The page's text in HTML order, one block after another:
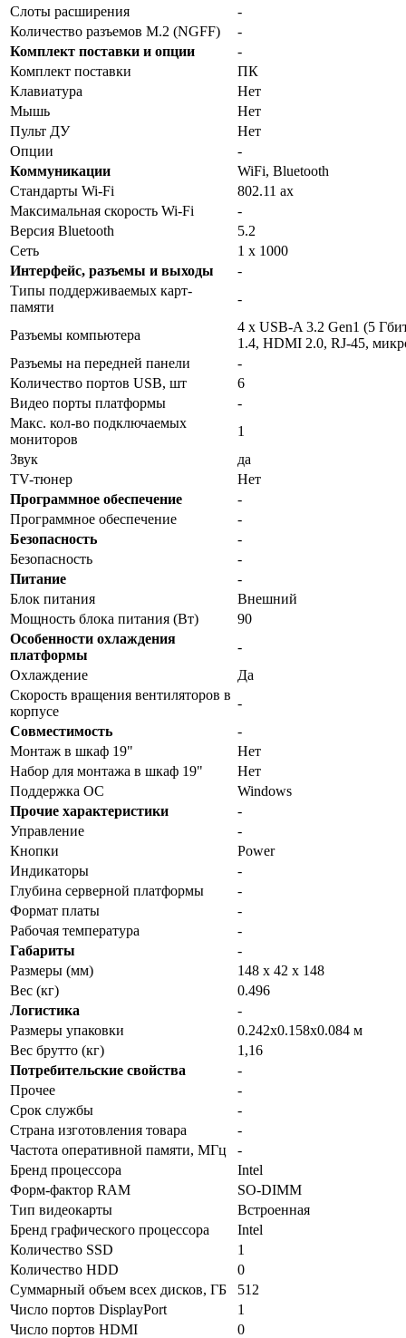
Слоты расширения
-
Количество разъемов M.2 (NGFF)
-
Комплект поставки и опции
-
Комплект поставки
ПК
Клавиатура
Нет
Мышь
Нет
Пульт ДУ
Нет
Опции
-
Коммуникации
WiFi, Bluetooth
Стандарты Wi-Fi
802.11 ax
Максимальная скорость Wi-Fi
-
Версия Bluetooth
5.2
Сеть
1 x 1000
Интерфейс, разъемы и выходы
-
Типы поддерживаемых карт-
памяти
-
Разъемы компьютера
4 x USB-A 3.2 Gen1 (5
1.4, HDMI 2.0, RJ-45,
Разъемы на передней панели
-
Количество портов USB, шт
6
Видео порты платформы
-
Макс. кол-во подключаемых
мониторов
1
Звук
да
TV-тюнер
Нет
Программное обеспечение
-
Программное обеспечение
-
Безопасность
-
Безопасность
-
Питание
-
Блок питания
Внешний
Мощность блока питания (Вт)
90
Особенности охлаждения
платформы
-
Охлаждение
Да
Скорость вращения вентиляторов в
корпусе
-
Совместимость
-
Монтаж в шкаф 19"
Нет
Набор для монтажа в шкаф 19"
Нет
Поддержка ОС
Windows
Прочие характеристики
-
Управление
-
Кнопки
Power
Индикаторы
-
Глубина серверной платформы
-
Формат платы
-
Рабочая температура
-
Габариты
-
Размеры (мм)
148 х 42 х 148
Вес (кг)
0.496
Логистика
-
Размеры упаковки
0.242x0.158x0.084 м
Вес брутто (кг)
1,16
Потребительские свойства
-
Прочее
-
Срок службы
-
Страна изготовления товара
-
Частота оперативной памяти, МГц
-
Бренд процессора
Intel
Форм-фактор RAM
SO-DIMM
Тип видеокарты
Встроенная
Бренд графического процессора
Intel
Количество SSD
1
Количество HDD
0
Суммарный объем всех дисков, ГБ
512
Число портов DisplayPort
1
Число портов HDMI
0